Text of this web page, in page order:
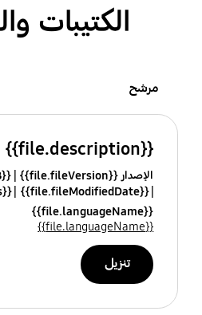
الكتيبات
مرشح
{{file.description}}
الإصدار {{file.fileVersion}}
{{file.fileSize}} MB
{{file.fileModifiedDate}}
{{file.osNames}}
{{file.languageName}}
{{file.languageName}}
تنزيل